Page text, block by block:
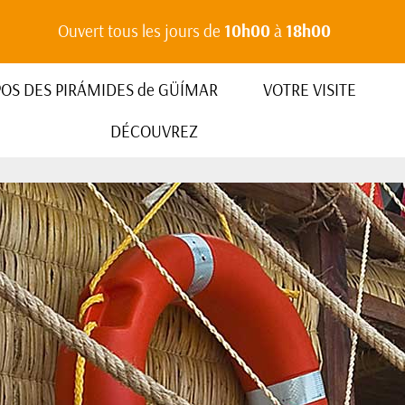
Ouvert tous les jours de 10h00à 18h00
DES PIRÁMIDES de GÜÍMAR
VOTRE VISITE
DÉCOUVREZ